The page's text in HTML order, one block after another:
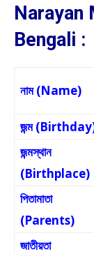
Narayan
Bengali :
নাম (Name)
জন্ম
জন্মস্থান
(Birthplace)
পিতামাতা
(Parents)
জাতীয়তা